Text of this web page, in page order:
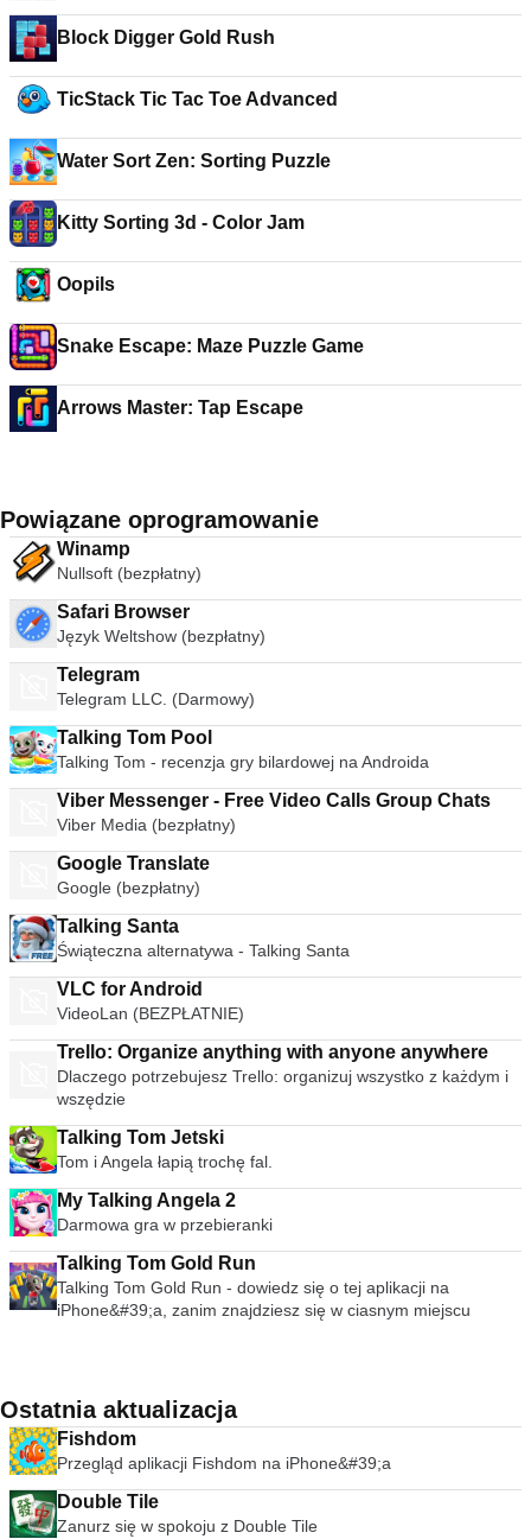
Block Digger Gold Rush
TicStack Tic Tac Toe Advanced
Water Sort Zen: Sorting Puzzle
Kitty Sorting 3d - Color Jam
Oopils
Snake Escape: Maze Puzzle Game
Arrows Master: Tap Escape
Powiązane oprogramowanie
Winamp
Nullsoft (bezpłatny)
Safari Browser
Język Weltshow (bezpłatny)
Telegram
Telegram LLC. (Darmowy)
Talking Tom Pool
Talking Tom - recenzja gry bilardowej na Androida
Viber Messenger - Free Video Calls Group Chats
Viber Media (bezpłatny)
Google Translate
Google (bezpłatny)
Talking Santa
Świąteczna alternatywa - Talking Santa
VLC for Android
VideoLan (BEZPŁATNIE)
Trello: Organize anything with anyone anywhere
Dlaczego potrzebujesz Trello: organizuj wszystko z każdym i
wszędzie
Talking Tom Jetski
Tom i Angela łapią trochę fal.
My Talking Angela 2
Darmowa gra w przebieranki
Talking Tom Gold Run
Talking Tom Gold Run - dowiedz się o tej aplikacji na
iPhone&#39;a, zanim znajdziesz się w ciasnym miejscu
Ostatnia aktualizacja
Fishdom
Przegląd aplikacji Fishdom na iPhone&#39;a
Double Tile
Zanurz się w spokoju z Double Tile